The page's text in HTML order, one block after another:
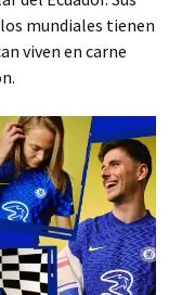
mundiales tienen
viven en carne